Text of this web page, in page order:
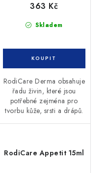
Skladem
363 Kč
RodiCare Derma obsahuje
řadu živin, které jsou
potřebné zejména pro
tvorbu kůže, srsti a drápů.
RodiCare Appetit 15ml